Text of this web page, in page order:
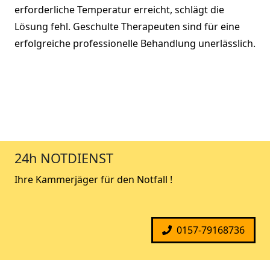
erforderliche Temperatur erreicht, schlägt die
Lösung fehl. Geschulte Therapeuten sind für eine
erfolgreiche professionelle Behandlung unerlässlich.
24h NOTDIENST
Ihre Kammerjäger für den Notfall !
0157-79168736